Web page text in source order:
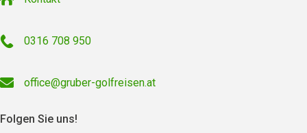
0316 708 950
office@gruber-golfreisen.at
Folgen Sie uns!